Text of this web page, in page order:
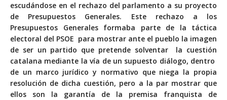
escudándose en el rechazo del parlamento a su proyecto
de Presupuestos Generales. Este rechazo a los
Presupuestos Generales formaba parte de la táctica
electoral del PSOE para mostrar ante el pueblo la imagen
de ser un partido que pretende solventar la cuestión
catalana mediante la vía de un supuesto diálogo, dentro
de un marco jurídico y normativo que niega la propia
resolución de dicha cuestión, pero a la par mostrar que
ellos son la garantía de la premisa franquista de